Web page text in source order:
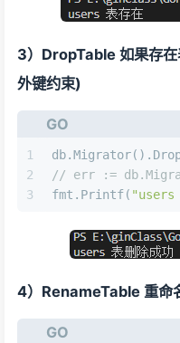
3）DropTable 如果存在
外键约束)
GO
1
2
3
// err :=
fmt.Printf( "users
4）RenameTable 重命
GO